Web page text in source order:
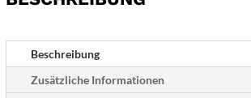
Gravur
möglich
Beschreibung
Zusätzliche Informationen